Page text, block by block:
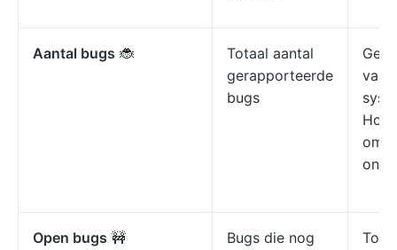
Aantal bugs 🐞
Totaal aantal
gerapporteerde
bugs
van
om
Open bugs 🚧
Bugs die nog